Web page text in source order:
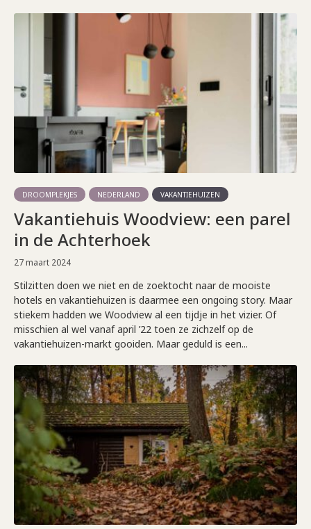
DROOMPLEKJES NEDERLAND VAKANTIEHUIZEN
Vakantiehuis Woodview: een parel
in de Achterhoek
27 maart 2024
Stilzitten doen we niet en de zoektocht naar de mooiste
hotels en vakantiehuizen is daarmee een ongoing story. Maar
stiekem hadden we Woodview al een tijdje in het vizier. Of
misschien al wel vanaf april ’22 toen ze zichzelf op de
vakantiehuizen-markt gooiden. Maar geduld is een...